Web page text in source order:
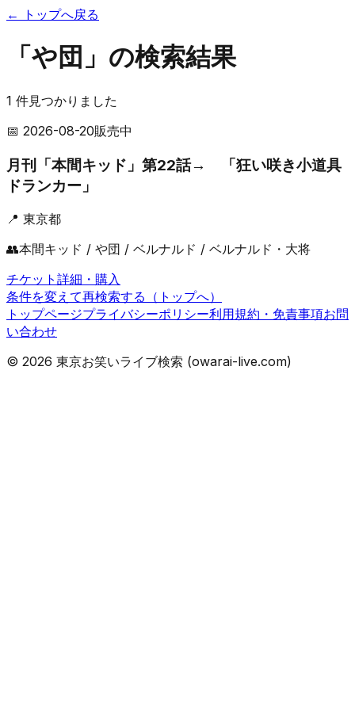
← トップへ戻る
「や団」の検索結果
1 件見つかりました
📅 2026-08-20販売中
月刊「本間キッド」第22話→ 「狂い咲き小道具
ドランカー」
📍 東京都
👥本間キッド / や団 / ベルナルド / ベルナルド・大将
チケット詳細・購入
条件を変えて再検索する（トップへ）
トップページプライバシーポリシー利用規約・免責事項お問
い合わせ
© 2026 東京お笑いライブ検索 (owarai-live.com)